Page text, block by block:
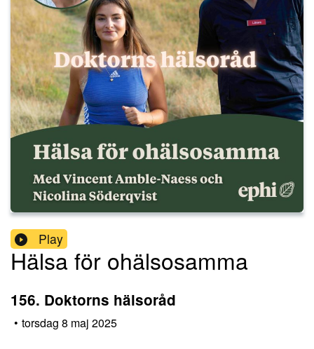
Play
Hälsa för ohälsosamma
156. Doktorns hälsoråd
• torsdag 8 maj 2025